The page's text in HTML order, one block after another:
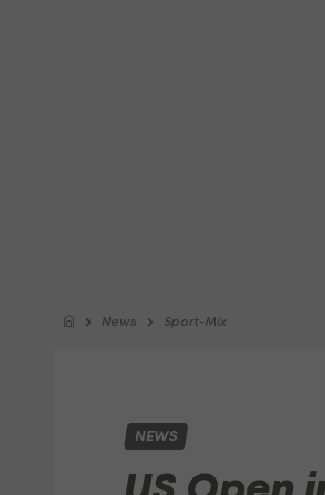
News Sport-Mix
NEWS